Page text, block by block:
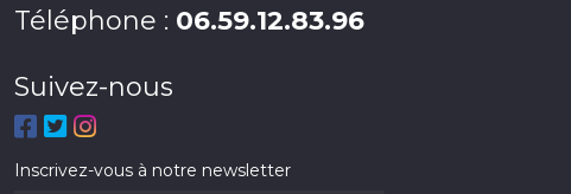
Téléphone : 06.59.12.83.96
Suivez-nous
Inscrivez-vous à notre newsletter